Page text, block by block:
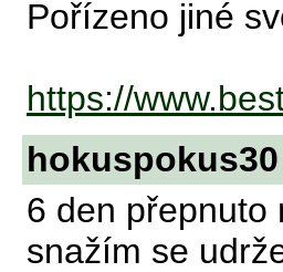
Pořízeno jiné
https://
hokuspokus30
6 den přepnuto
snažím se